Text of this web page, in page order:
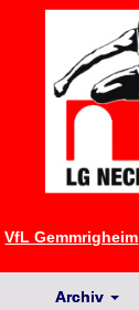
VfL Gemmrigheim
Archiv